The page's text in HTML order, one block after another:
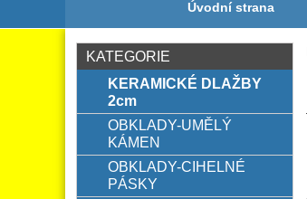
Úvodní strana
KATEGORIE
KERAMICKÉ DLAŽBY
2cm
OBKLADY-UMĚLÝ
KÁMEN
OBKLADY-CIHELNÉ
PÁSKY